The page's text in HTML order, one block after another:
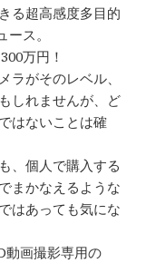
る超高感度多目的
ス。
万円！
ラがそのレベル、
しれませんが、ど
はないことは確
、個人で購入する
まかなえるような
はあっても気にな
動画撮影専用の